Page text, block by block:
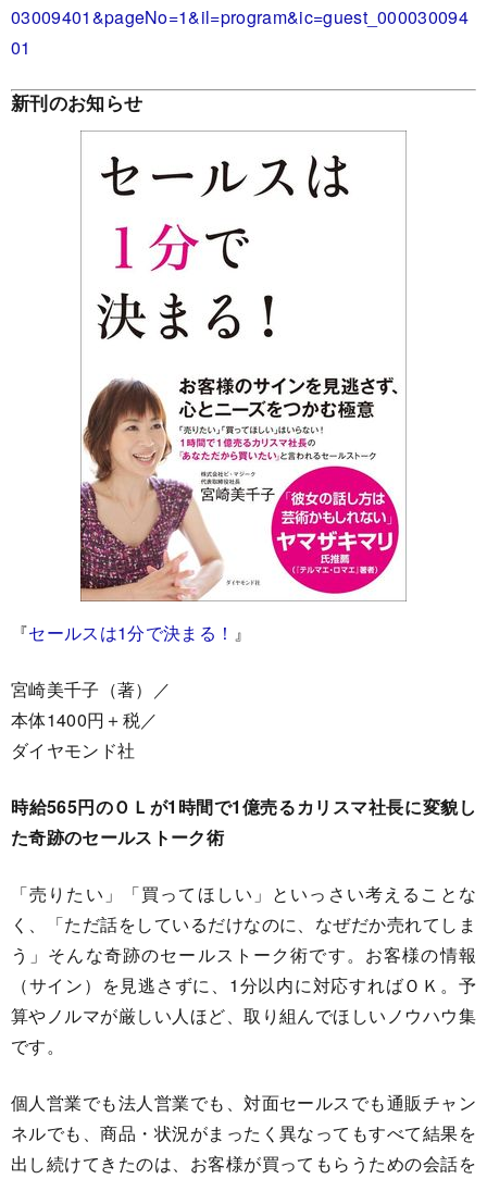
03009401&pageNo=1&il=program&ic=guest_000030094
01
新刊のお知らせ
『セールスは1分で決まる！ 』
宮崎美千子（著）／
本体1400円＋税／
ダイヤモンド社
時給565円のＯＬが1時間で1億売るカリスマ社長に変貌し
た奇跡のセールストーク術
「売りたい」「買ってほしい」といっさい考えることな
く、「ただ話をしているだけなのに、なぜだか売れてしま
う」そんな奇跡のセールストーク術です。お客様の情報
（サイン）を見逃さずに、1分以内に対応すればＯＫ。予
算やノルマが厳しい人ほど、取り組んでほしいノウハウ集
です。
個人営業でも法人営業でも、対面セールスでも通販チャン
ネルでも、商品・状況がまったく異なってもすべて結果を
出し続けてきたのは、お客様が買ってもらうための会話を